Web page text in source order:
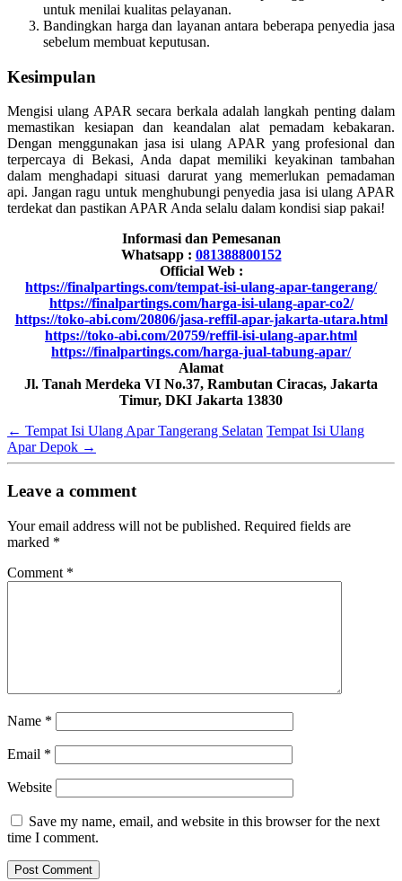
untuk menilai kualitas pelayanan.
Bandingkan harga dan layanan antara beberapa penyedia jasa
sebelum membuat keputusan.
Kesimpulan
Mengisi ulang APAR secara berkala adalah langkah penting dalam
memastikan kesiapan dan keandalan alat pemadam kebakaran.
Dengan menggunakan jasa isi ulang APAR yang profesional dan
terpercaya di Bekasi, Anda dapat memiliki keyakinan tambahan
dalam menghadapi situasi darurat yang memerlukan pemadaman
api. Jangan ragu untuk menghubungi penyedia jasa isi ulang APAR
terdekat dan pastikan APAR Anda selalu dalam kondisi siap pakai!
Informasi dan Pemesanan
Whatsapp : 081388800152
Official Web :
https://finalpartings.com/tempat-isi-ulang-apar-tangerang/
https://finalpartings.com/harga-isi-ulang-apar-co2/
https://toko-abi.com/20806/jasa-reffil-apar-jakarta-utara.html
https://toko-abi.com/20759/reffil-isi-ulang-apar.html
https://finalpartings.com/harga-jual-tabung-apar/
Alamat
Jl. Tanah Merdeka VI No.37, Rambutan Ciracas, Jakarta
Timur, DKI Jakarta 13830
← Tempat Isi Ulang Apar Tangerang Selatan Tempat Isi Ulang
Apar Depok →
Leave a comment
Your email address will not be published. Required fields are
marked *
Comment *
Name *
Email *
Website
Save my name, email, and website in this browser for the next
time I comment.